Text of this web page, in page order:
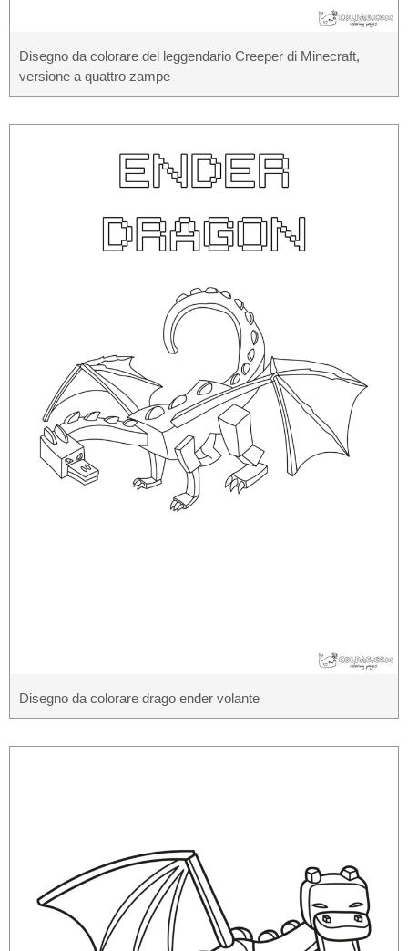
Disegno da colorare del leggendario Creeper di Minecraft,
versione a quattro zampe
Disegno da colorare drago ender volante